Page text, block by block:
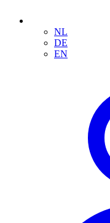
NL
DE
EN